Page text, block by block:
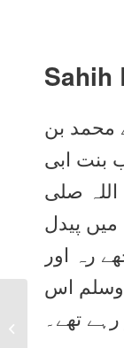
Sahih
محمد بن
بنت ابی
صلی
میں پیدل
رہ اور
وسلم اس
تھے۔
No 463 in Urdu,